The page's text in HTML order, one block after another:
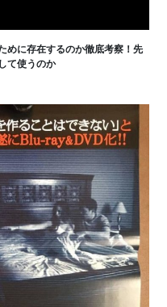
めに存在するのか徹底考察！先
て使うのか